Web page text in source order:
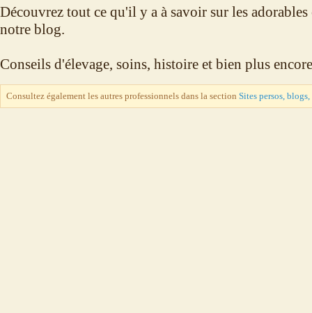
Découvrez tout ce qu'il y a à savoir sur les
notre blog.
Conseils d'élevage, soins, histoire et bien plus encore
Consultez également les autres professionnels dans la section Sites persos,